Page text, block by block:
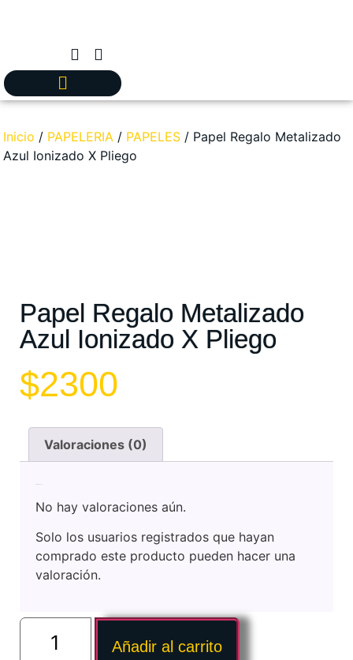
Inicio / PAPELERIA / PAPELES / Papel Regalo Metalizado
Azul Ionizado X Pliego
Papel Regalo Metalizado
Azul Ionizado X Pliego
$2300
Valoraciones (0)
No hay valoraciones aún.
Solo los usuarios registrados que hayan
comprado este producto pueden hacer una
valoración.
Añadir al carrito